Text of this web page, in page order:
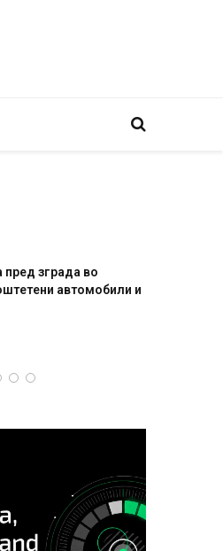
И Данска се милитарилизира
11-месечна воена